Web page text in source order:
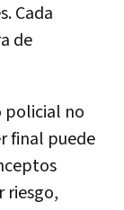
Cada
de
policial no
final puede
riesgo,